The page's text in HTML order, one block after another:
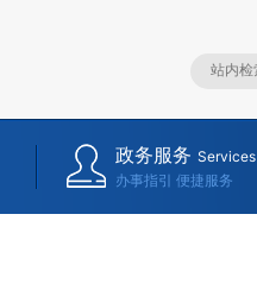
政务服务 Services
办事指引 便捷服务